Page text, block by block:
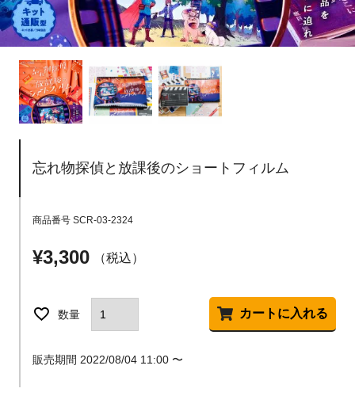
忘れ物探偵と放課後のショートフィルム
商品番号 SCR-03-2324
¥3,300 税込
カートに入れる
販売期間 2022/08/04 11:00 〜